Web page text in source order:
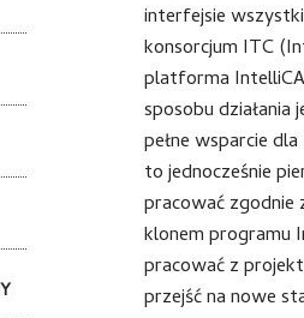
interfejsie
konsorcjum ITC
platforma
sposobu
pełne wsparcie
to jednocześnie
pracować zgodnie
klonem programu
pracować z
przejść na nowe